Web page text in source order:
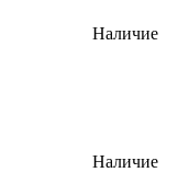
Наличие
Наличие